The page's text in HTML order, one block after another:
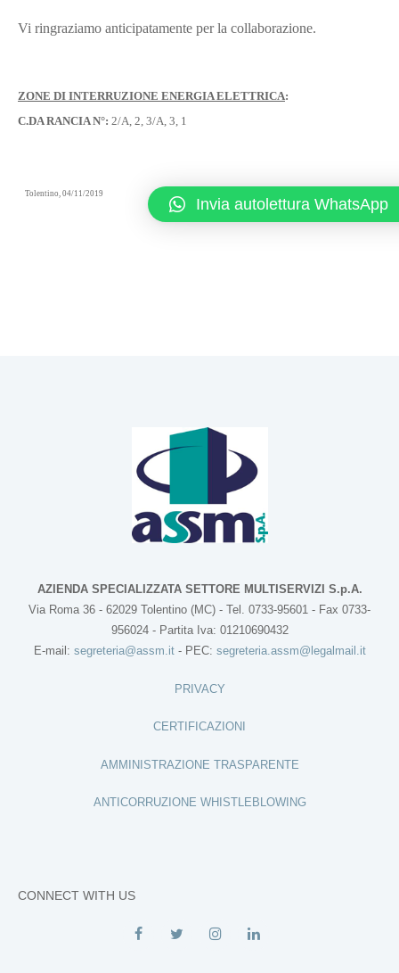
Vi ringraziamo anticipatamente per la collaborazione.
ZONE DI INTERRUZIONE ENERGIA ELETTRICA:
C.DA RANCIA N°: 2/A, 2, 3/A, 3, 1
Tolentino, 04/11/2019
AZIENDA SPECIALIZZATA SETTORE MULTISERVIZI S.p.A.
Via Roma 36 - 62029 Tolentino (MC) - Tel. 0733-95601 - Fax 0733-
956024 - Partita Iva: 01210690432
E-mail: segreteria@assm.it- PEC: segreteria.assm@legalmail.it
PRIVACY
CERTIFICAZIONI
AMMINISTRAZIONE TRASPARENTE
ANTICORRUZIONE WHISTLEBLOWING
CONNECT WITH US
Invia autolettura WhatsApp